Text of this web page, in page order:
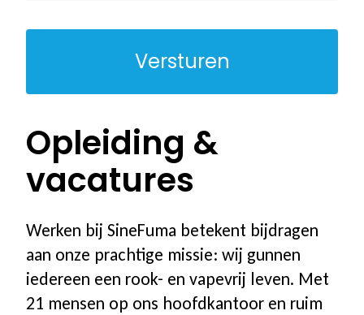
Opleiding &
vacatures
Werken bij SineFuma betekent bijdragen
aan onze prachtige missie: wij gunnen
iedereen een rook- en vapevrij leven. Met
21 mensen op ons hoofdkantoor en ruim